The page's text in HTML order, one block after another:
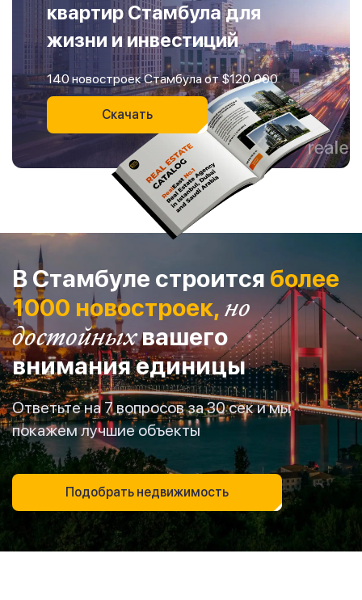
квартир Стамбула для
жизни и инвестиций
140 новостроек Стамбула от $120,000
Скачать
В Стамбуле строится более
1000 новостроек,но
достойныхвашего
внимания единицы
Ответьте на 7 вопросов за 30 сек и мы
покажем лучшие объекты
Подобрать недвижимость